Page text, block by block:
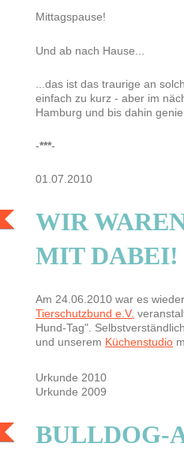
Mittagspause!
Und ab nach Hause...
...das ist das traurige an
einfach zu kurz - aber im
Hamburg und bis dahin
-***-
01.07.2010
WIR
MIT DABEI!
Am 24.06.2010 war es
Tierschutzbund e.V.
Hund-Tag".
und unserem Küchenstudio
Urkunde 2010
Urkunde 2009
BULLDOG-